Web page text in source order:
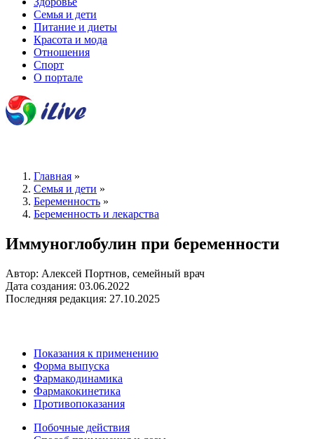
Семья и дети
Питание и диеты
Красота и мода
Отношения
Спорт
О портале
Главная »
Семья и дети »
Беременность »
Беременность и лекарства
Иммуноглобулин при беременности
Автор: Алексей Портнов, семейный врач
Дата создания: 03.06.2022
Последняя редакция: 27.10.2025
Показания к применению
Форма выпуска
Фармакодинамика
Фармакокинетика
Противопоказания
Побочные действия